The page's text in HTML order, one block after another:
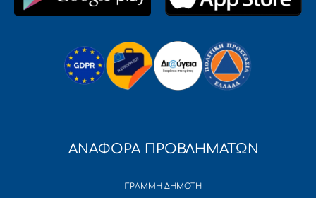
ΑΝΑΦΟΡΑ ΠΡΟΒΛΗΜΑΤΩΝ
ΓΡΑΜΜΗ ΔΗΜΟΤΗ